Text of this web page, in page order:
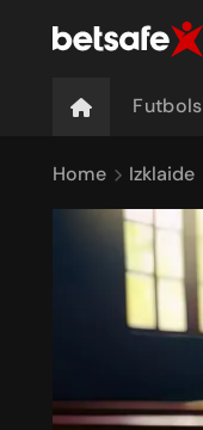
Futbols
Home Izklaide